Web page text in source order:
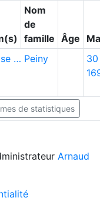
Nom
de
famille Âge
… Peiny
de statistiques
Arnaud